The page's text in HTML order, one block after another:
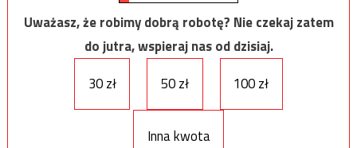
Uważasz, że robimy dobrą robotę? Nie czekaj zatem
do jutra, wspieraj nas od dzisiaj.
30 zł
50 zł 100 zł
Inna kwota